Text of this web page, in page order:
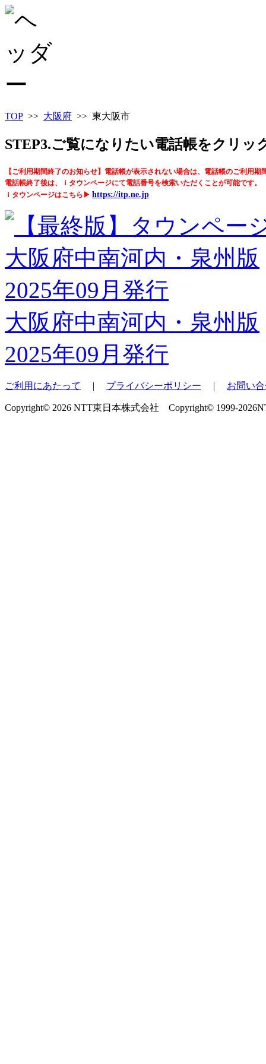
TOP >> 大阪府 >> 東大阪市
STEP3.ご覧になりたい電話帳をクリッ
【ご利用期間終了のお知らせ】電話帳が表示されない場合は、電話帳のご利用期
電話帳終了後は、ｉタウンページにて電話番号を検索いただくことが可能です。
ｉタウンページはこちら▶ https://itp.ne.jp
大阪府中南河内・泉州版
2025年09月発行
ご利用にあたって | プライバシーポリシー | お問い
Copyright© 2026 NTT東日本株式会社 Copyright© 1999-